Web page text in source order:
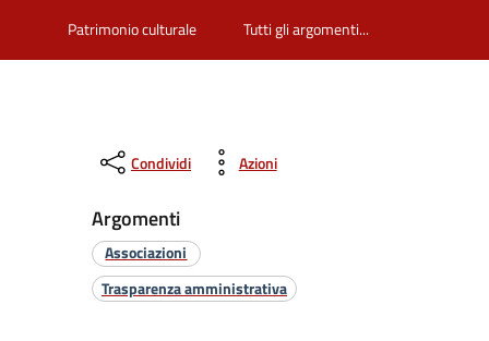
Patrimonio culturale Tutti gli argomenti...
Condividi Azioni
Argomenti
Associazioni
Trasparenza amministrativa